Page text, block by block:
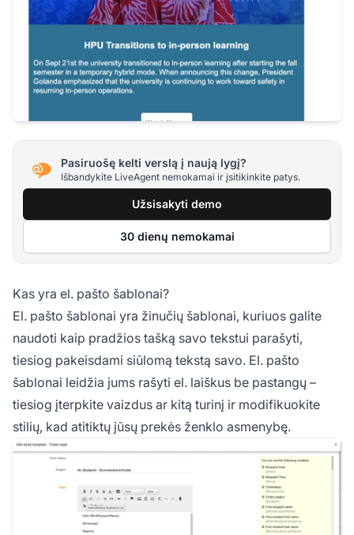
Pasiruošę kelti verslą į naują lygį?
Išbandykite LiveAgent nemokamai ir įsitikinkite patys.
Užsisakyti demo
30 dienų nemokamai
Kas yra el. pašto šablonai?
El. pašto šablonai yra žinučių šablonai, kuriuos galite
naudoti kaip pradžios tašką savo tekstui parašyti,
tiesiog pakeisdami siūlomą tekstą savo. El. pašto
šablonai leidžia jums rašyti el. laiškus be pastangų –
tiesiog įterpkite vaizdus ar kitą turinį ir modifikuokite
stilių, kad atitiktų jūsų prekės ženklo asmenybę.